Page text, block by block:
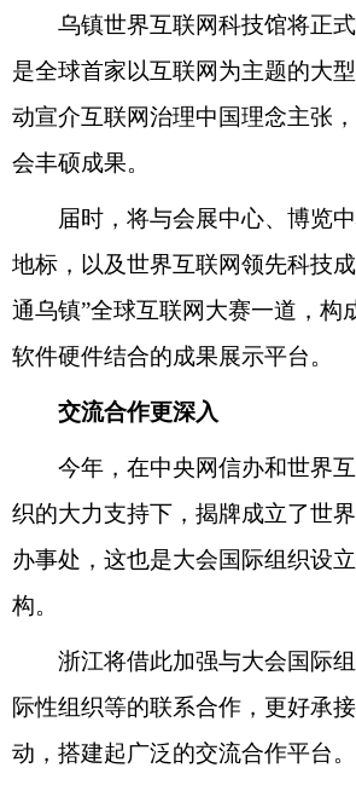
乌镇世界互联网科技馆将正式
是全球首家以互联网为主题的大
动宣介互联网治理中国理念主张
会丰硕成果。
届时，将与会展中心、博览中
地标，以及世界互联网领先科技
通乌镇”全球互联网大赛一道，构
软件硬件结合的成果展示平台。
交流合作更深入
今年，在中央网信办和世界互
织的大力支持下，揭牌成立了世
办事处，这也是大会国际组织设
构。
浙江将借此加强与大会国际组
际性组织等的联系合作，更好承
动，搭建起广泛的交流合作平台。